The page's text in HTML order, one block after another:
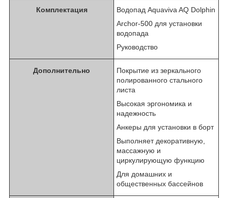
Комплектация
Водопад Aquaviva AQ Dolphin
Archor-500 для установки
водопада
Руководство
Дополнительно
Покрытие из зеркального
полированного стального
листа
Высокая эргономика и
надежность
Анкеры для установки в борт
Выполняет декоративную,
массажную и
циркулирующую функцию
Для домашних и
общественных бассейнов